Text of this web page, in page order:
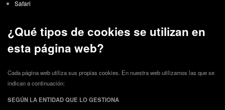
Safari
¿Qué tipos de cookies se utilizan en
esta página web?
Cada página web utiliza sus propias cookies. En nuestra web utilizamos las que se
indican a continuación:
SEGÚN LA ENTIDAD QUE LO GESTIONA